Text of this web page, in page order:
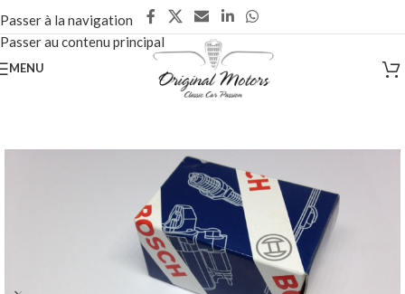
Passer à la navigation
Passer au contenu principal
MENU